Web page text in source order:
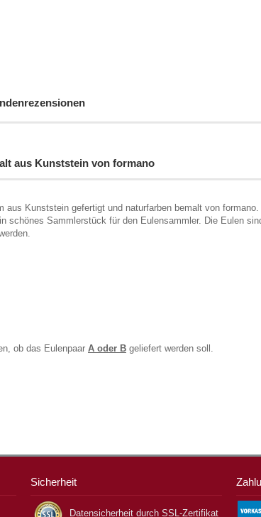
aus Kunststein von formano
aus Kunststein gefertigt und naturfarben bemalt von
schönes Sammlerstück für den Eulensammler. Die Eulen
ob das Eulenpaar A oder B geliefert werden soll.
Sicherheit
Datensicherheit durch SSL-Zertifikat